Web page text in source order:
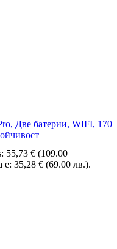
Две батерии, WIFI, 170
55,73 € (109.00
е: 35,28 € (69.00 лв.).